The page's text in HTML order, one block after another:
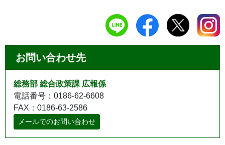
お問い合わせ先
総務部 総合政策課 広報係
電話番号：0186-62-6608
FAX：0186-63-2586
メールでのお問い合わせ